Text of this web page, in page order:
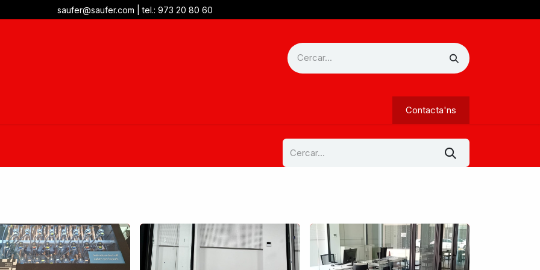
saufer@saufer.com |tel.: 973 20 80 60
Contacta'ns